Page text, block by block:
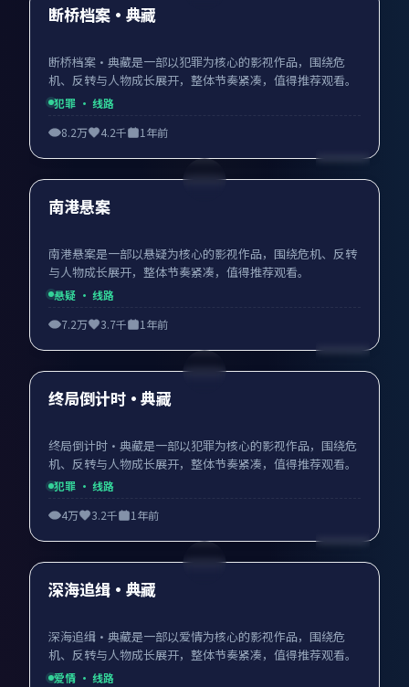
最新
断桥档案·典藏
断桥档案·典藏是一部以犯罪为核心的影视作品，围绕危
机、反转与人物成长展开，整体节奏紧凑，值得推荐观看。
犯罪 · 线路
8.2万
4.2千 1年前
最新
南港悬案
南港悬案是一部以悬疑为核心的影视作品，围绕危机、反转
与人物成长展开，整体节奏紧凑，值得推荐观看。
悬疑 · 线路
7.2万
3.7千 1年前
最新
终局倒计时·典藏
终局倒计时·典藏是一部以犯罪为核心的影视作品，围绕危
机、反转与人物成长展开，整体节奏紧凑，值得推荐观看。
犯罪 · 线路
4万
3.2千 1年前
最新
深海追缉·典藏
深海追缉·典藏是一部以爱情为核心的影视作品，围绕危
机、反转与人物成长展开，整体节奏紧凑，值得推荐观看。
爱情 · 线路